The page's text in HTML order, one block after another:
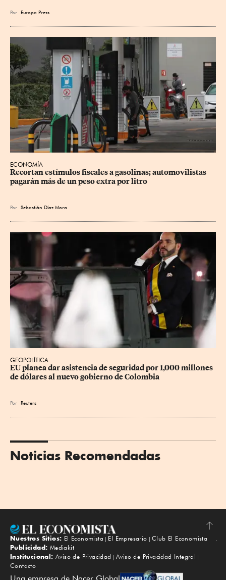
Por Europa Press
ECONOMÍA
Recortan estímulos fiscales a gasolinas; automovilistas
pagarán más de un peso extra por litro
Por Sebastián Díaz Mora
GEOPOLÍTICA
EU planea dar asistencia de seguridad por 1,000 millones
de dólares al nuevo gobierno de Colombia
Por Reuters
Noticias Recomendadas
Subir
Nuestros Sitios: El Economista El Empresario
Club El Economista
Publicidad: Mediakit
Institucional: Aviso de Privacidad
Aviso de Privacidad Integral
Contacto